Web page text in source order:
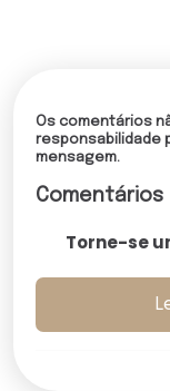
Os comentários
responsabilidade
mensagem.
Comentários
Torne-se